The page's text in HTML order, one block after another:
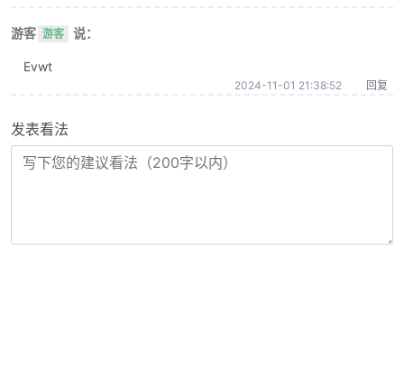
游客 游客 说：
Evwt
2024-11-01 21:38:52 回复
发表看法